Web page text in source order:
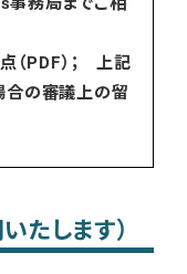
（PDF）； 上記
の審議上の留
たします）